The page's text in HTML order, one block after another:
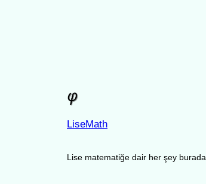
LiseMath
Lise matematiğe dair her şey burada